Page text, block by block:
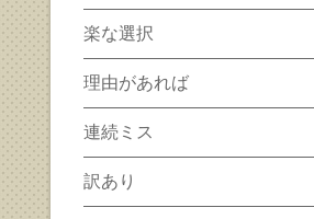
楽な選択
理由があれば
連続ミス
訳あり